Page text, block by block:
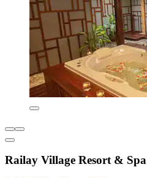
Railay Village Resort & Spa